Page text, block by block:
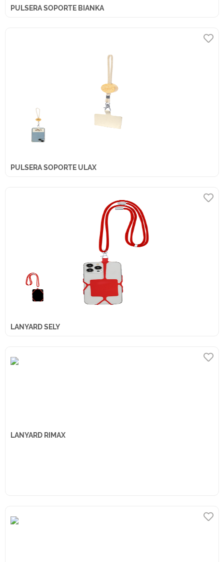
PULSERA SOPORTE BIANKA
PULSERA SOPORTE ULAX
LANYARD SELY
LANYARD RIMAX